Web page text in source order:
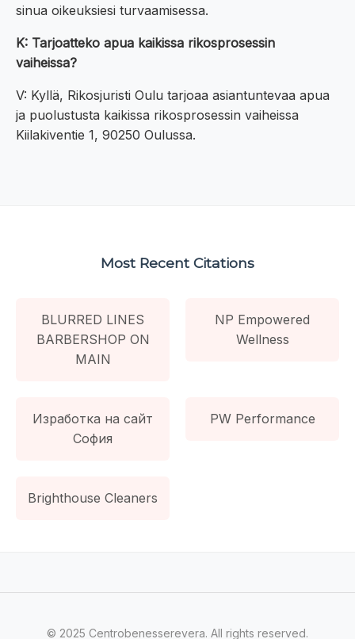
sinua oikeuksiesi turvaamisessa.
K: Tarjoatteko apua kaikissa rikosprosessin
vaiheissa?
V: Kyllä, Rikosjuristi Oulu tarjoaa asiantuntevaa apua
ja puolustusta kaikissa rikosprosessin vaiheissa
Kiilakiventie 1, 90250 Oulussa.
Most Recent Citations
BLURRED LINES
BARBERSHOP ON
MAIN
NP Empowered
Wellness
Изработка на сайт
София
PW Performance
Brighthouse Cleaners
© 2025 Centrobenesserevera. All rights reserved.